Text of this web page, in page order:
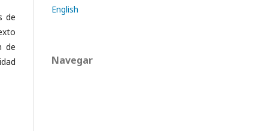
de
de
English
Navegar